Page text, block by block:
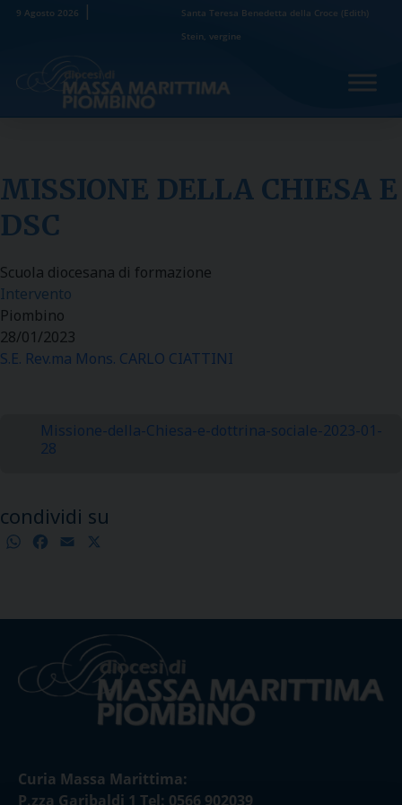
Skip9 Agosto 2026
Santa Teresa Benedetta della Croce (Edith)
Stein, vergine
MISSIONE DELLA CHIESA E
DSC
Scuola diocesana di formazione
Intervento
Piombino
28/01/2023
S.E. Rev.ma Mons. CARLO CIATTINI
Missione-della-Chiesa-e-dottrina-sociale-2023-01-
28
condividi su
WhatsApp
Facebook
Email
Curia Massa Marittima:
P.zza Garibaldi 1 Tel: 0566 902039